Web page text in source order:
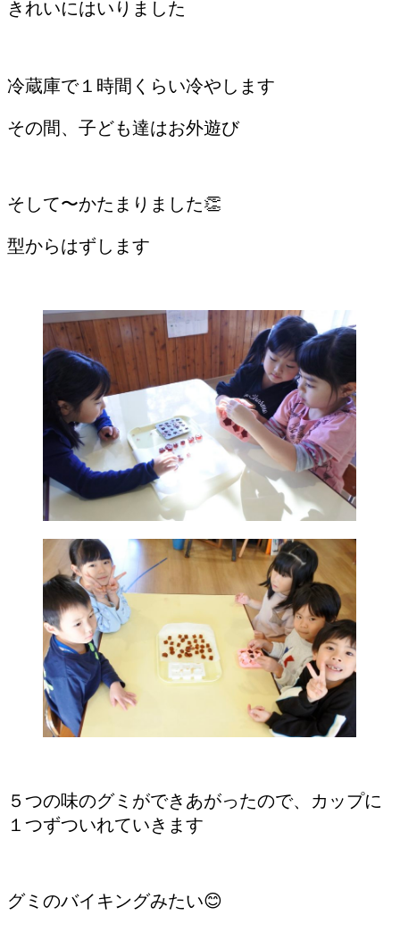
きれいにはいりました
冷蔵庫で１時間くらい冷やします
その間、子ども達はお外遊び
そして〜かたまりました👏
型からはずします
５つの味のグミができあがったので、カップに
１つずついれていきます
グミのバイキングみたい😊